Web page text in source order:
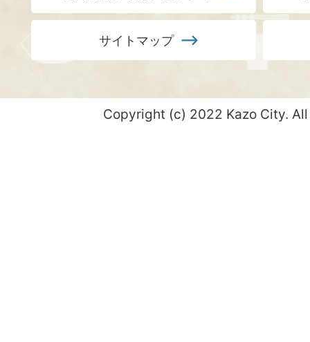
サイトマップ
Copyright (c) 2022 Kazo City.